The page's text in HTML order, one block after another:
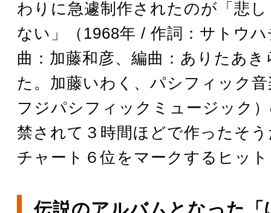
わりに急遽制作されたのが「悲
ない」（1968年 / 作詞：サトウ
曲：加藤和彦、編曲：ありたあ
た。加藤いわく、パシフィック
フジパシフィックミュージック
禁されて３時間ほどで作ったそ
チャート６位をマークするヒッ
伝説のアルバムとなった「